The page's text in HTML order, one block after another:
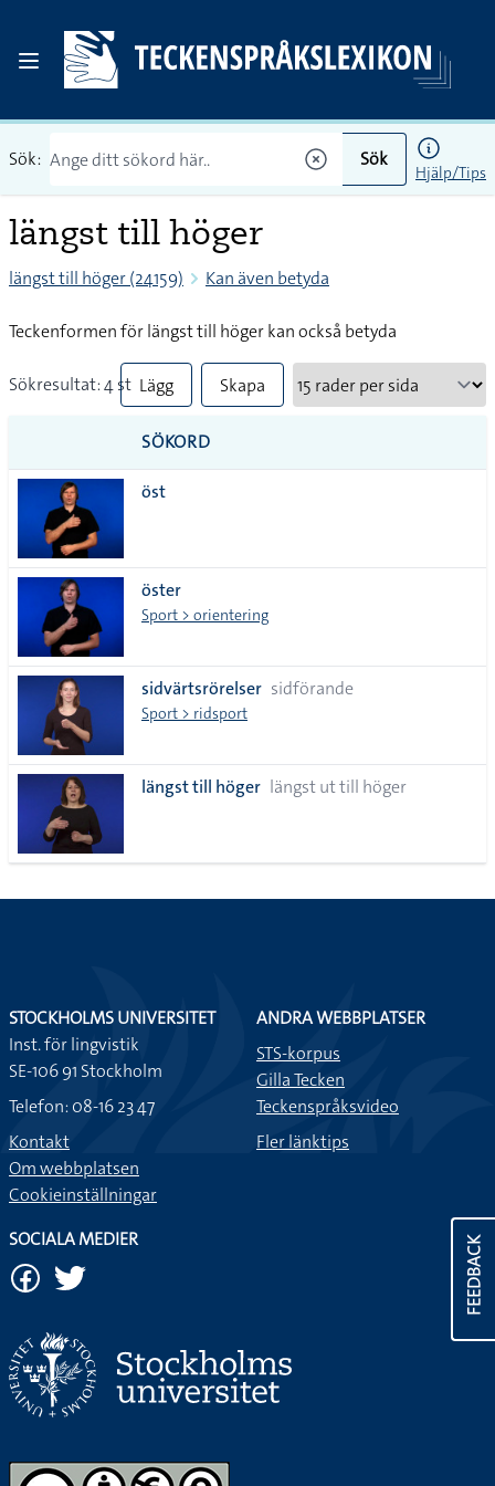
Sök: Sök
Hjälp/Tips
längst till höger
längst till höger (24159) Kan även betyda
Teckenformen för längst till höger kan också betyda
Sökresultat: 4 st Lägg
till
alla i
Skapa
SÖKORD
öst
öster
Sport > orientering
sidvärtsrörelser sidförande
Sport > ridsport
längst till höger längst ut till höger
FEEDBACK
STOCKHOLMS UNIVERSITET
Inst. för lingvistik
SE-106 91 Stockholm
Telefon: 08-16 23 47
Kontakt
Om webbplatsen
Cookieinställningar
ANDRA WEBBPLATSER
STS-korpus
Gilla Tecken
Teckenspråksvideo
Fler länktips
SOCIALA MEDIER